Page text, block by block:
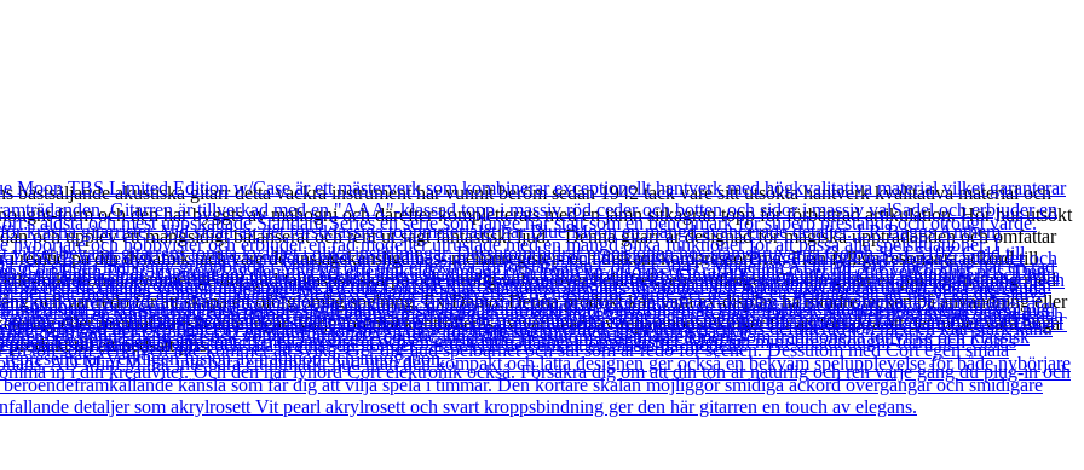
bästsäljande akustiska gitarr detta vackra instrument har vunnit beröm sedan 1942 tack vare sitt utsökta hantverk kvalitativa material och
form och den har byggts av mahogni och därefter kompletterats med en jämn sitkagran topp för förbättrad artikulation. Hör hur utsökt
och upplev ett mångsidigt balanserat och rent ut sagt fantastiskt ljud. Denna gitarr är designad för magiska uppträdanden och omfattar
på din dynamik tack vare de anslagskänsliga bas- mellanregister- och diskant kompressorerna. Från fylliga resonanta ackord till
mikrofonen kommer ge ditt ljud fantastisk skärpa och otrolig volym över hela frekvensomfånget. Ge din gitarr en pålitlig rustning med
och var redo för att skapa en oförglömlig spelning. Ex-Demo: Denna produkt kan vara ex-display ha mindre tecken på användning eller
eller manual kanske inte ingår. Varje föremål kontrolleras av vårt team av reparationstekniker för att försäkra att det möter våra höga
produkt till ett nedsatt pris.